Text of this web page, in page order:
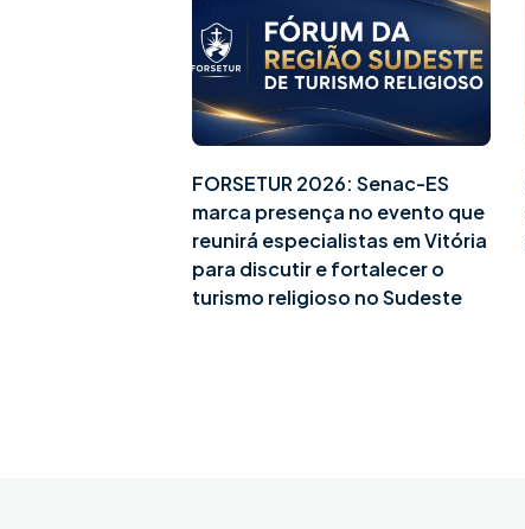
FORSETUR 2026: Senac-ES
marca presença no evento que
reunirá especialistas em Vitória
para discutir e fortalecer o
turismo religioso no Sudeste